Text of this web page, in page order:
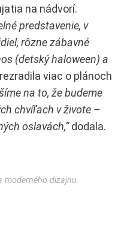
na nádvorí.
predstavenie, v
rôzne zábavné
(detský haloween) a
viac o plánoch
na to, že budeme
chvíľach v živote –
oslavách,“dodala.
moderného dizajnu.